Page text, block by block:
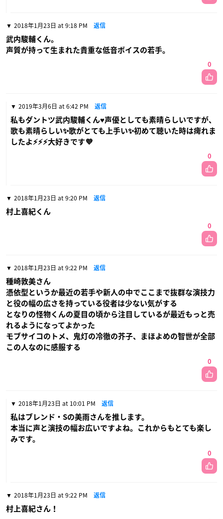
2018年1月23日 at 9:18 PM 返信
武内駿輔くん。
声質が持って生まれた貴重な低音ボイスの若手。
0
2019年3月6日 at 6:42 PM 返信
私もダントツ武内駿輔くん♥声優としても素晴らしいですが、
歌も素晴らしい✨歌がとても上手い✨初めて聴いた時は痺れま
したよ⚡⚡⚡大好きです💜
0
2018年1月23日 at 9:20 PM 返信
村上喜紀くん
0
2018年1月23日 at 9:22 PM 返信
種崎敦美さん
憑依型というか最近の若手や新人の中でここまで抜群な演技力
と役の幅の広さを持っている役者は少ない気がする
となりの怪物くんの夏目の頃から注目しているが最近もっと売
れるようになってよかった
モブサイコのトメ、鬼灯の冷徹の芥子、まほよめの智世が全部
この人なのに感服する
0
2018年1月23日 at 10:01 PM 返信
私はブレンド・Sの美雨さんを推します。
本当に声と演技の幅お広いですよね。これからもとても楽し
みです。
0
2018年1月23日 at 9:22 PM 返信
村上喜紀さん！